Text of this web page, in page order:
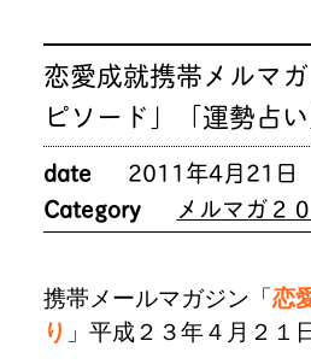
恋愛成就携帯メルマ
ピソード」「運勢占い
date
2011年4月21日
Category
メルマガ２
携帯メールマガジン「恋
り 」平成２３年４月２１